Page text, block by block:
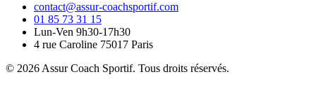
contact@assur-coachsportif.com
01 85 73 31 15
Lun-Ven 9h30-17h30
4 rue Caroline 75017 Paris
© 2026 Assur Coach Sportif. Tous droits réservés.